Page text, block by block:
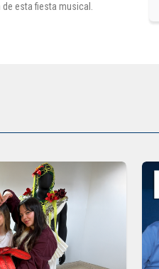
esta fiesta musical.